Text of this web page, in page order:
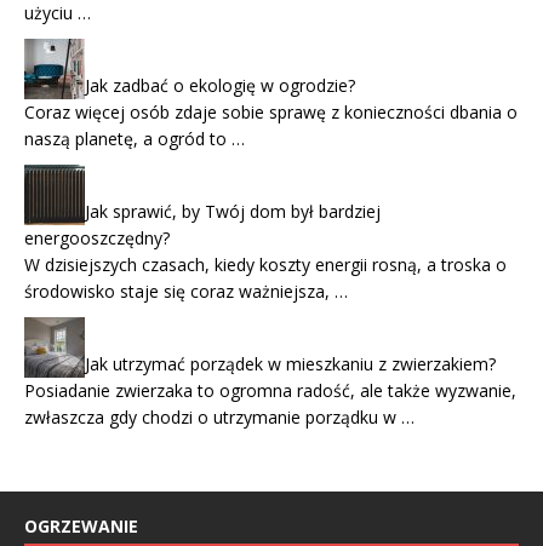
użyciu …
Jak zadbać o ekologię w ogrodzie?
Coraz więcej osób zdaje sobie sprawę z konieczności dbania o
naszą planetę, a ogród to …
Jak sprawić, by Twój dom był bardziej
energooszczędny?
W dzisiejszych czasach, kiedy koszty energii rosną, a troska o
środowisko staje się coraz ważniejsza, …
Jak utrzymać porządek w mieszkaniu z zwierzakiem?
Posiadanie zwierzaka to ogromna radość, ale także wyzwanie,
zwłaszcza gdy chodzi o utrzymanie porządku w …
OGRZEWANIE